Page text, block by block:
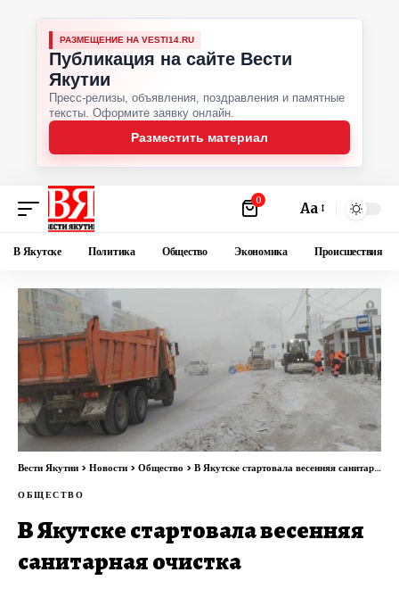
РАЗМЕЩЕНИЕ НА VESTI14.RU
Публикация на сайте Вести
Якутии
Пресс-релизы, объявления, поздравления и памятные
тексты. Оформите заявку онлайн.
Разместить материал
0 Аа
В Якутске Политика Общество Экономика Происшествия
Вести Якутии >Новости >Общество >В Якутске стартовала весенняя санитарная очистка
ОБЩЕСТВО
В Якутске стартовала весенняя
санитарная очистка